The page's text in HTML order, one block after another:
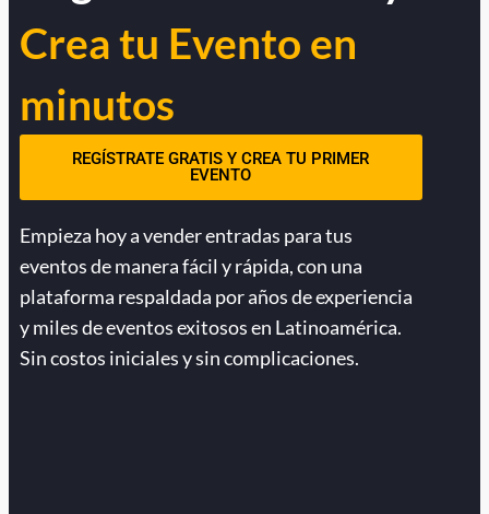
Crea tu Evento en
minutos
REGÍSTRATE GRATIS Y CREA TU PRIMER
EVENTO
Empieza hoy a vender entradas para tus
eventos de manera fácil y rápida, con una
plataforma respaldada por años de experiencia
y miles de eventos exitosos en Latinoamérica.
Sin costos iniciales y sin complicaciones.